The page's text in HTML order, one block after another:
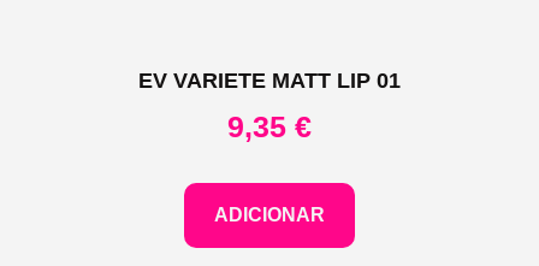
EV VARIETE MATT LIP 01
9,35 €
ADICIONAR